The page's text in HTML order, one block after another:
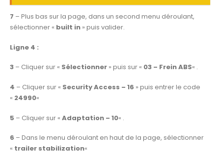
7 – Plus bas sur la page, dans un second menu déroulant,
sélectionner « built in » puis valider.
Ligne 4 :
3 – Cliquer sur « Sélectionner » puis sur « 03 – Frein ABS« .
4 – Cliquer sur « Security Access – 16 » puis entrer le code
« 24990«
5 – Cliquer sur « Adaptation – 10« .
6 – Dans le menu déroulant en haut de la page, sélectionner
« trailer stabilization«